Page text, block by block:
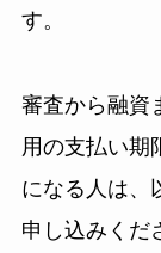
す。
審査から融資
用の支払い期
になる人は、
申し込みくだ